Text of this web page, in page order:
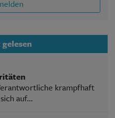
krampfhaft
auf...